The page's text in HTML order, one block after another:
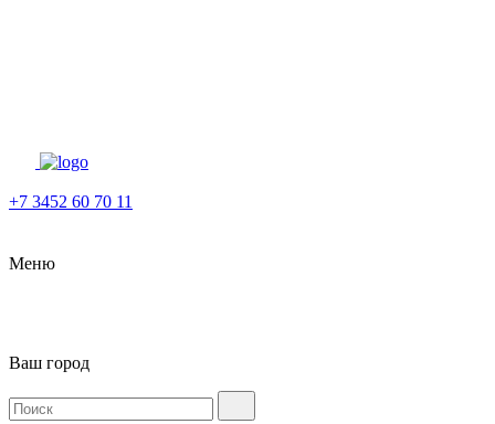
+7 3452 60 70 11
Меню
Ваш город